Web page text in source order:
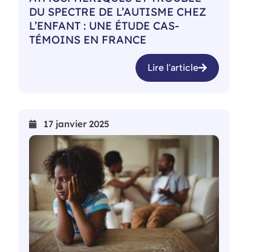
DU SPECTRE DE L’AUTISME CHEZ
L’ENFANT : UNE ÉTUDE CAS-
TÉMOINS EN FRANCE
Lire l'article
17 janvier 2025